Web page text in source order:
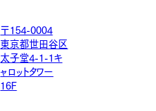
〒154-0004
東京都世田谷区
太子堂4-1-1キ
ャロットタワー
16F